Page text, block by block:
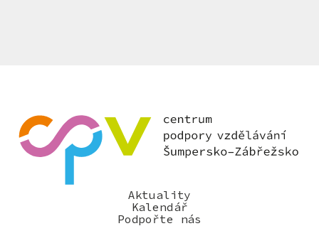
Aktuality
Kalendář
Podpořte nás